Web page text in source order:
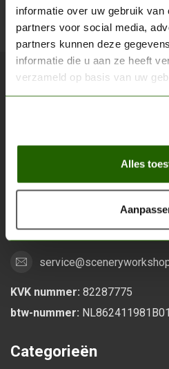
informatie over uw gebruik van
partners voor social media,
partners kunnen deze
informatie die u aan ze heeft
verzameld op basis van uw
Alles
Scenery Workshop BV
Alles voor je miniature
6533 KK Nijmegen
Nederland
KVK nummer: 82287775
btw-nummer: NL862411981B01
Categorieën